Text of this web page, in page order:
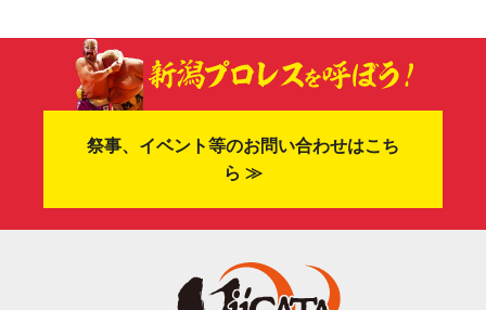
祭事、イベント等のお問い合わせはこち
ら ≫